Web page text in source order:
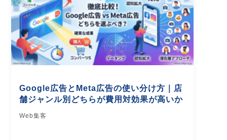
Google広告とMeta広告の使い分け方｜店
舗ジャンル別どちらが費用対効果が高いか
Web集客